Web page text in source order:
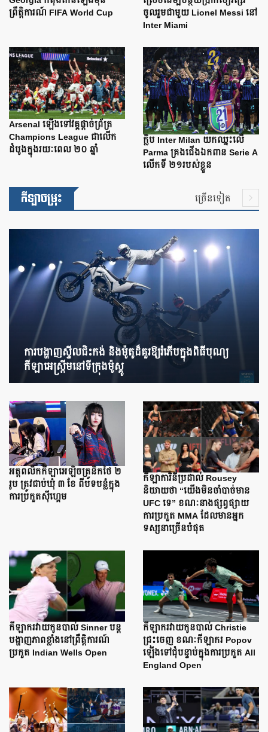
ព្រឹត្តិការណ៍ FIFA World Cup
ចូលរួមជាមួយ Lionel Messi នៅ
Inter Miami
Arsenal ឡើងទៅវគ្គផ្តាច់ព្រ័ត្រ
Champions League ជាលើក
ដំបូងក្នុងរយៈពេល ២០ ឆ្នាំ
ក្លិប Inter Milan យកឈ្នះលើ
Parma គ្រងជើងឯកពាន Serie A
លើកទី ២១របស់ខ្លួន
កីឡាចម្រុះ ច្រើនទៀត
ការបង្ហាញស្ទីលជិះកង់ និងម៉ូតូដ៏គួរឱ្យរំភើបក្នុងពិធីបុណ្យ
កីឡាអេស្ត្រីមនៅទីក្រុងម៉ូស្គូ
អត្តពលិកកីឡាអេឡិចត្រូនិកថៃ ២
រូប ត្រូវជាប់ឃុំ ៣ ខែ ពីបទបន្លំក្នុង
ការប្រកួតស៊ីហ្គេម
កីឡាការិនីប្រដាល់ Rousey
និយាយថា “យើងមិនចាំបាច់មាន
UFC ទេ” ខណៈនាងផ្សព្វផ្សាយ
ការប្រកួត MMA ដែលមានអ្នក
ទស្សនាច្រើនបំផុត
កីឡាករវាយកូនបាល់ Sinner បន្ត
បង្ហាញភាពខ្លាំងនៅព្រឹត្តិការណ៍
ប្រកួត Indian Wells Open
កីឡាករវាយកូនបាល់ Christie
ជ្រុះចេញ ខណៈកីឡាករ Popov
ឡើងទៅជុំបន្ទាប់ក្នុងការប្រកួត All
England Open